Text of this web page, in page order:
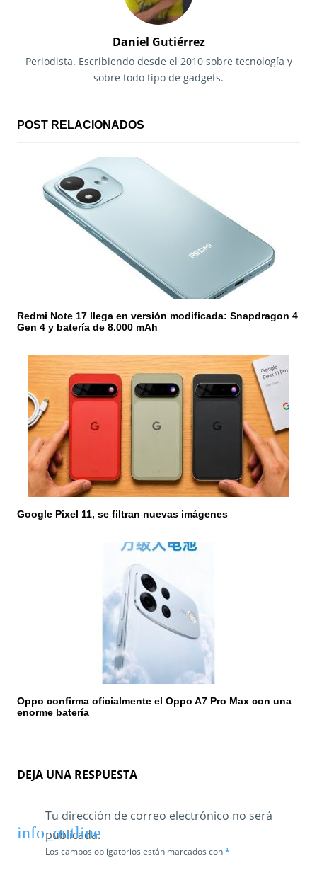
n
a
d
a
s
Daniel Gutiérrez
Periodista. Escribiendo desde el 2010 sobre tecnología y
sobre todo tipo de gadgets.
POST RELACIONADOS
Redmi Note 17 llega en versión modificada: Snapdragon 4
Gen 4 y batería de 8.000 mAh
Google Pixel 11, se filtran nuevas imágenes
Oppo confirma oficialmente el Oppo A7 Pro Max con una
enorme batería
DEJA UNA RESPUESTA
Tu dirección de correo electrónico no será
publicada.
Los campos obligatorios están marcados con*